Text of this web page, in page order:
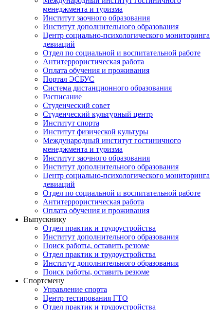
менеджмента и туризма
Институт заочного образования
Институт дополнительного образования
Центр социально-психологического мониторинга
девиаций
Отдел по социальной и воспитательной работе
Антитеррористическая работа
Оплата обучения и проживания
Портал ЭСБУС
Система дистанционного образования
Расписание
Студенческий совет
Студенческий культурный центр
Институт спорта
Институт физической культуры
Международный институт гостиничного
менеджмента и туризма
Институт заочного образования
Институт дополнительного образования
Центр социально-психологического мониторинга
девиаций
Отдел по социальной и воспитательной работе
Антитеррористическая работа
Оплата обучения и проживания
Выпускнику
Отдел практик и трудоустройства
Институт дополнительного образования
Поиск работы, оставить резюме
Отдел практик и трудоустройства
Институт дополнительного образования
Поиск работы, оставить резюме
Спортсмену
Управление спорта
Центр тестирования ГТО
Отдел практик и трудоустройства